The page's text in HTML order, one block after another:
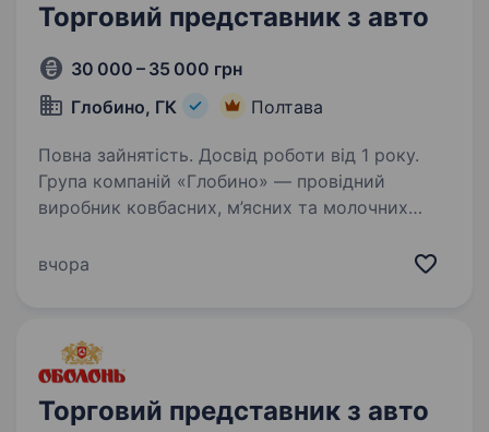
Торговий представник з авто
30 000 – 35 000 грн
Глобино, ГК
Полтава
Повна зайнятість. Досвід роботи від 1 року.
Група компаній «Глобино» — провідний
виробник ковбасних, м’ясних та молочних
підприємства харчової промисловості, які
вчора
Торговий представник з авто